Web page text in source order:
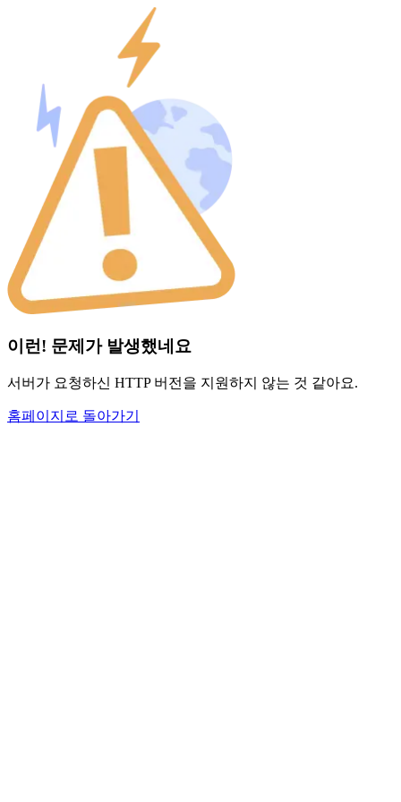
이런! 문제가 발생했네요
서버가 요청하신 HTTP 버전을 지원하지 않는 것 같아요.
홈페이지로 돌아가기